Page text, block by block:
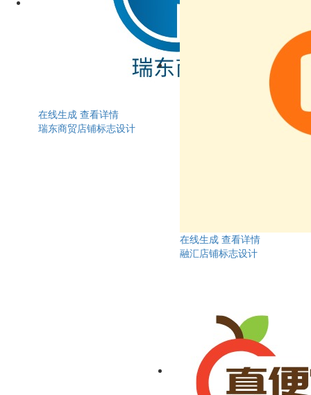
在线生成 查看详情
瑞东商贸店铺标志设计
在线生成 查看详情
融汇店铺标志设计